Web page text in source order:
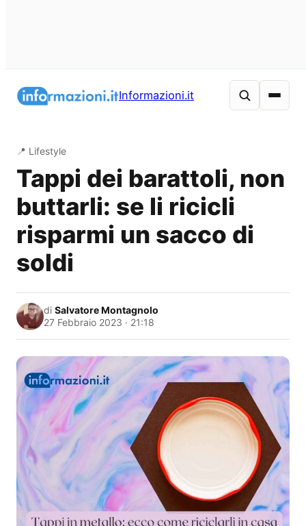
Informazioni.it
📍 Lifestyle
Tappi dei barattoli, non
buttarli: se li ricicli
risparmi un sacco di
soldi
di Salvatore Montagnolo
27 Febbraio 2023 · 21:18